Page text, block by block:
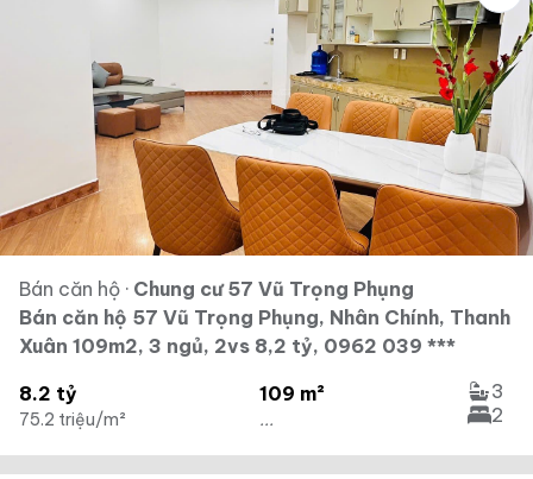
Bán căn hộ · Chung cư 57 Vũ Trọng Phụng
Bán căn hộ 57 Vũ Trọng Phụng, Nhân Chính, Thanh
Xuân 109m2, 3 ngủ, 2vs 8,2 tỷ, 0962 039 ***
8.2 tỷ
75.2 triệu/m²
109 m²
...
3
2